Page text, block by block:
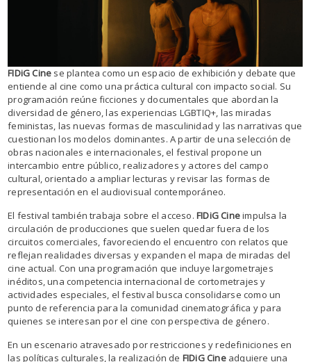
FIDiG Cine se plantea como un espacio de exhibición y debate que
entiende al cine como una práctica cultural con impacto social. Su
programación reúne ficciones y documentales que abordan la
diversidad de género, las experiencias LGBTIQ+, las miradas
feministas, las nuevas formas de masculinidad y las narrativas que
cuestionan los modelos dominantes. A partir de una selección de
obras nacionales e internacionales, el festival propone un
intercambio entre público, realizadores y actores del campo
cultural, orientado a ampliar lecturas y revisar las formas de
representación en el audiovisual contemporáneo.
El festival también trabaja sobre el acceso. FIDiG Cineimpulsa la
circulación de producciones que suelen quedar fuera de los
circuitos comerciales, favoreciendo el encuentro con relatos que
reflejan realidades diversas y expanden el mapa de miradas del
cine actual. Con una programación que incluye largometrajes
inéditos, una competencia internacional de cortometrajes y
actividades especiales, el festival busca consolidarse como un
punto de referencia para la comunidad cinematográfica y para
quienes se interesan por el cine con perspectiva de género.
En un escenario atravesado por restricciones y redefiniciones en
las políticas culturales, la realización de FIDiG Cineadquiere una